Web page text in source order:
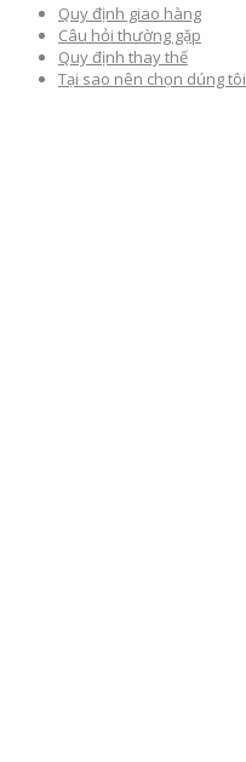
Quy định giao hàng
Câu hỏi thường gặp
Quy định thay thế
Tại sao nên chọn dúng tôi